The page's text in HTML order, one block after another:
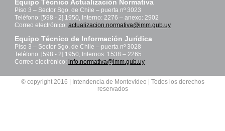
Equipo Técnico Actualización Normativa
Piso 3 – Sector Sgo. de Chile – puerta nº 3023
Teléfono: [598 - 2] 1950, Interno: 2276 – anexo: 2902
Correo electrónico: actualizacion.normativa@imm.gub.uy
Equipo Técnico de Información Jurídica
Piso 3 – Sector Sgo. de Chile – puerta nº 3028
Teléfono: [598 - 2] 1950, Internos: 1538 – 2265
Correo electrónico: info.normativa@imm.gub.uy
© copyright 2016 | Intendencia de Montevideo | Todos los derechos
reservados